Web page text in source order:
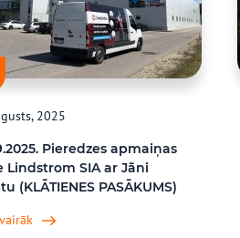
2025
Pieredzes apmaiņas
Lindstrom SIA ar Jāni
(KLĀTIENES PASĀKUMS)